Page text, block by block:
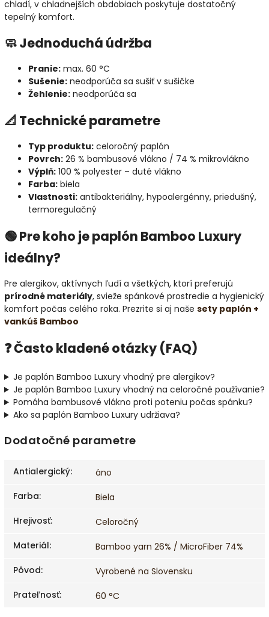
chladí, v chladnejších obdobiach poskytuje dostatočný
tepelný komfort.
🧼 Jednoduchá údržba
Pranie: max. 60 °C
Sušenie: neodporúča sa sušiť v sušičke
Žehlenie: neodporúča sa
📐 Technické parametre
Typ produktu: celoročný paplón
Povrch: 26 % bambusové vlákno / 74 % mikrovlákno
Výplň: 100 % polyester – duté vlákno
Farba: biela
Vlastnosti: antibakteriálny, hypoalergénny, priedušný,
termoregulačný
🟢 Pre koho je paplón Bamboo Luxury
ideálny?
Pre alergikov, aktívnych ľudí a všetkých, ktorí preferujú
prírodné materiály, svieže spánkové prostredie a hygienický
komfort počas celého roka. Prezrite si aj naše sety paplón +
vankúš Bamboo
❓ Často kladené otázky (FAQ)
Je paplón Bamboo Luxury vhodný pre alergikov?
Je paplón Bamboo Luxury vhodný na celoročné používanie?
Pomáha bambusové vlákno proti poteniu počas spánku?
Ako sa paplón Bamboo Luxury udržiava?
Dodatočné parametre
Antialergický:
áno
Farba:
Biela
Hrejivosť:
Celoročný
Materiál:
Bamboo yarn 26% / MicroFiber 74%
Pôvod:
Vyrobené na Slovensku
Prateľnosť: 60 °C